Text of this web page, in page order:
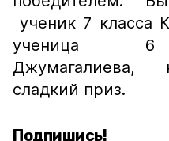
ученик 7 класса
ученица 6
Джумагалиева,
сладкий приз.
Подпишись!